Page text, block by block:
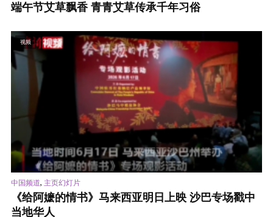
端午节艾草飘香 青青艾草传承千年习俗
视频
中国频道, 主页幻灯片
《给阿嬷的情书》马来西亚明日上映 沙巴专场戳中
当地华人